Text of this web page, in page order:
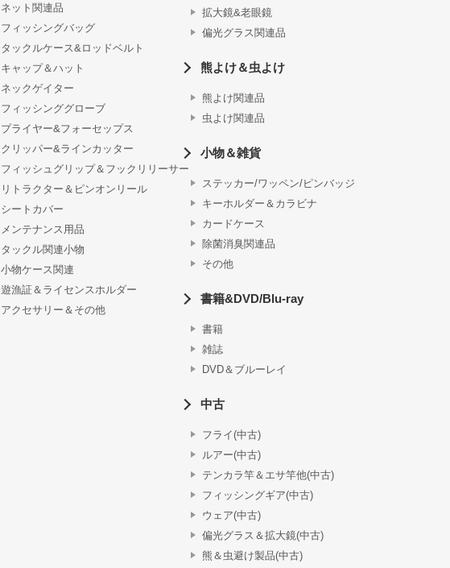
ネット関連品
フィッシングバッグ
タックルケース&ロッドベルト
キャップ＆ハット
ネックゲイター
フィッシンググローブ
プライヤー&フォーセップス
クリッパー&ラインカッター
フィッシュグリップ＆フックリリーサー
リトラクター＆ピンオンリール
シートカバー
メンテナンス用品
タックル関連小物
小物ケース関連
遊漁証＆ライセンスホルダー
アクセサリー＆その他
拡大鏡&老眼鏡
偏光グラス関連品
熊よけ＆虫よけ
熊よけ関連品
虫よけ関連品
小物＆雑貨
ステッカー/ワッペン/ピンバッジ
キーホルダー＆カラビナ
カードケース
除菌消臭関連品
その他
書籍&DVD/Blu-ray
書籍
雑誌
DVD＆ブルーレイ
中古
フライ(中古)
ルアー(中古)
テンカラ竿＆エサ竿他(中古)
フィッシングギア(中古)
ウェア(中古)
偏光グラス＆拡大鏡(中古)
熊＆虫避け製品(中古)